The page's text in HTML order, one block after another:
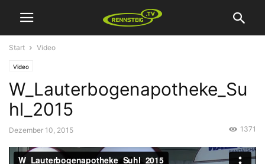
Start Video
Video
W_Lauterbogenapotheke_Su
hl_2015
Dezember 10, 2015 1371